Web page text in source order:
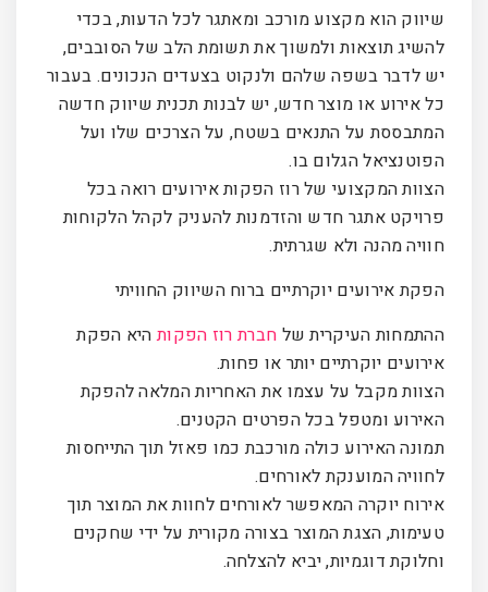
שיווק הוא מקצוע מורכב ומאתגר לכל הדעות, בכדי
להשיג תוצאות ולמשוך את תשומת הלב של הסובבים,
יש לדבר בשפה שלהם ולנקוט בצעדים הנכונים. בעבור
כל אירוע או מוצר חדש, יש לבנות תכנית שיווק חדשה
המתבססת על התנאים בשטח, על הצרכים שלו ועל
הפוטנציאל הגלום בו.
הצוות המקצועי של רוז הפקות אירועים רואה בכל
פרויקט אתגר חדש והזדמנות להעניק לקהל הלקוחות
חוויה מהנה ולא שגרתית.
הפקת אירועים יוקרתיים ברוח השיווק החוויתי
ההתמחות העיקרית של חברת רוז הפקותהיא הפקת
אירועים יוקרתיים יותר או פחות.
הצוות מקבל על עצמו את האחריות המלאה להפקת
האירוע ומטפל בכל הפרטים הקטנים.
תמונה האירוע כולה מורכבת כמו פאזל תוך התייחסות
לחוויה המוענקת לאורחים.
אירוח יוקרה המאפשר לאורחים לחוות את המוצר תוך
טעימות, הצגת המוצר בצורה מקורית על ידי שחקנים
וחלוקת דוגמיות, יביא להצלחה.